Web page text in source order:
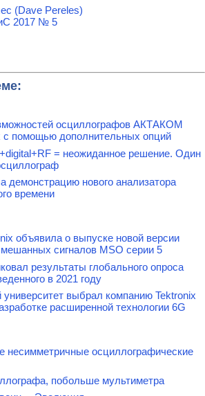
(Dave Pereles)
2017 № 5
осциллографов АКТАКОМ
с помощью дополнительных опций
= неожиданное решение. Один
демонстрацию нового анализатора
времени
объявила о выпуске новой версии
сигналов MSO серии 5
результаты глобального опроса
в 2021 году
университет выбрал компанию Tektronix
расширенной технологии 6G
несимметричные осциллографические
побольше мультиметра